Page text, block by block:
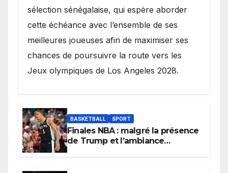
sélection sénégalaise, qui espère aborder
cette échéance avec l’ensemble de ses
meilleures joueuses afin de maximiser ses
chances de poursuivre la route vers les
Jeux olympiques de Los Angeles 2028.
BASKETBALL SPORT
Finales NBA : malgré la présence
de Trump et l’ambiance